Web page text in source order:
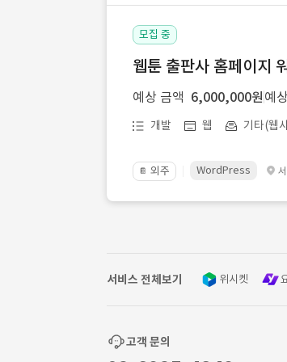
모집 중
웹툰 출판사 홈페이지
예상 금액 6,000,000원 예
개발 웹 기타(웹
📔 외주 WordPress
서비스 전체보기 위시켓
고객 문의